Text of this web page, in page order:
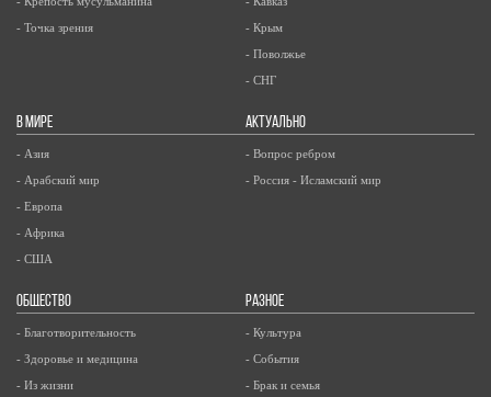
- Точка зрения
- Крым
- Поволжье
- СНГ
В МИРЕ
- Азия
- Арабский мир
- Европа
- Африка
- США
АКТУАЛЬНО
- Вопрос ребром
- Россия - Исламский мир
ОБЩЕСТВО
- Благотворительность
- Здоровье и медицина
- Из жизни
РАЗНОЕ
- Культура
- События
- Брак и семья